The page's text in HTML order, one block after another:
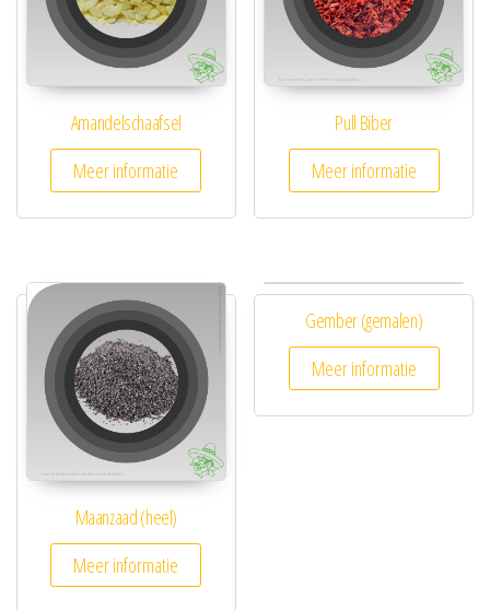
Amandelschaafsel
Meer informatie
Pull Biber
Meer informatie
Maanzaad (heel)
Meer informatie
Gember (gemalen)
Meer informatie